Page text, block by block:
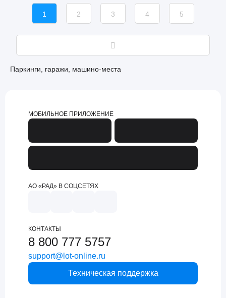
1 2 3 4 5
Паркинги, гаражи, машино-места
МОБИЛЬНОЕ ПРИЛОЖЕНИЕ
АО «РАД» В СОЦСЕТЯХ
КОНТАКТЫ
8 800 777 5757
support@lot-online.ru
Техническая поддержка